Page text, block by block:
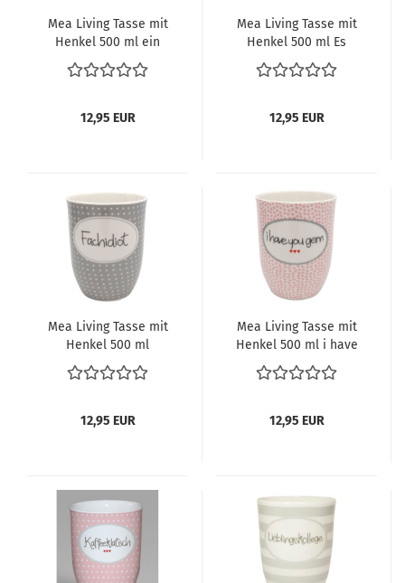
Mea Living Tasse mit
Henkel 500 ml ein
bisschen mehr Ernst
täterätä
12,95 EUR
Mea Living Tasse mit
Henkel 500 ml Es
dauert viele grau
12,95 EUR
Mea Living Tasse mit
Henkel 500 ml
Fachidiot
12,95 EUR
Mea Living Tasse mit
Henkel 500 ml i have
you gern
12,95 EUR